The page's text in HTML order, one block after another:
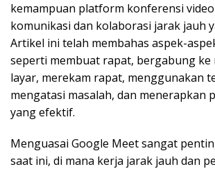
kemampuan platform konferensi
komunikasi dan kolaborasi jarak jauh
Artikel ini telah membahas aspek-
seperti membuat rapat, bergabung ke
layar, merekam rapat, menggunakan
mengatasi masalah, dan menerapkan
yang efektif.
Menguasai Google Meet sangat
saat ini, di mana kerja jarak jauh dan